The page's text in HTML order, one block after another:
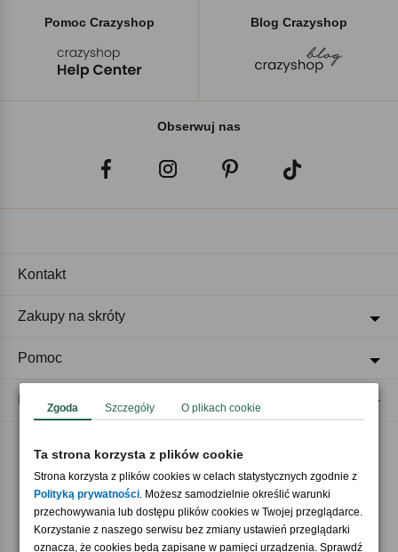
Pomoc Crazyshop Blog Crazyshop
Obserwuj nas
Akceptujemy płatności
Kontakt
Zakupy na skróty
Pomoc
Zgoda Szczegóły O plikach cookie
Ta strona korzysta z plików cookie
Strona korzysta z plików cookies w celach statystycznych zgodnie z
Polityką prywatności. Możesz samodzielnie określić warunki
przechowywania lub dostępu plików cookies w Twojej przeglądarce.
Korzystanie z naszego serwisu bez zmiany ustawień przeglądarki
oznacza, że cookies będą zapisane w pamięci urządzenia. Sprawdź